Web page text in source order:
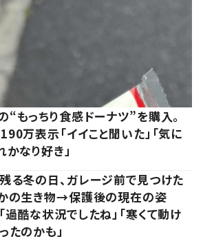
もっちり食感ドーナツ”を購入。
万表示「イイこと聞いた」「気に
かなり好き」
る冬の日、ガレージ前で見つけた
の生き物→保護後の現在の姿
過酷な状況でしたね」「寒くて動け
たのかも」